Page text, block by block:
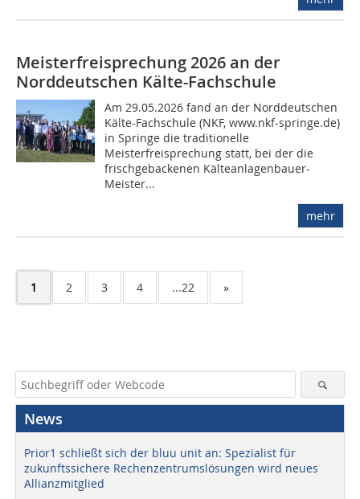
Meisterfreisprechung 2026 an der
Norddeutschen Kälte-Fachschule
Am 29.05.2026 fand an der Norddeutschen
Kälte-Fachschule (NKF, www.nkf-springe.de)
in Springe die traditionelle
Meisterfreisprechung statt, bei der die
frischgebackenen Kälteanlagenbauer-
Meister...
mehr
1 2 3 4 ...22 »
News
Prior1 schließt sich der bluu unit an: Spezialist für
zukunftssichere Rechenzentrumslösungen wird neues
Allianzmitglied